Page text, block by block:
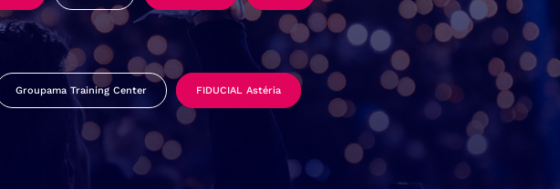
Groupama Training Center FIDUCIAL Astéria